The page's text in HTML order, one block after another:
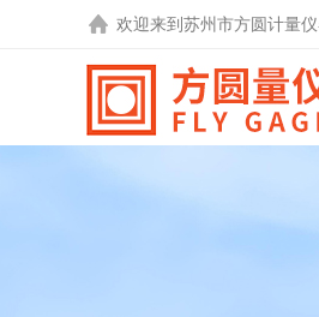
欢迎来到 苏州市方圆计量